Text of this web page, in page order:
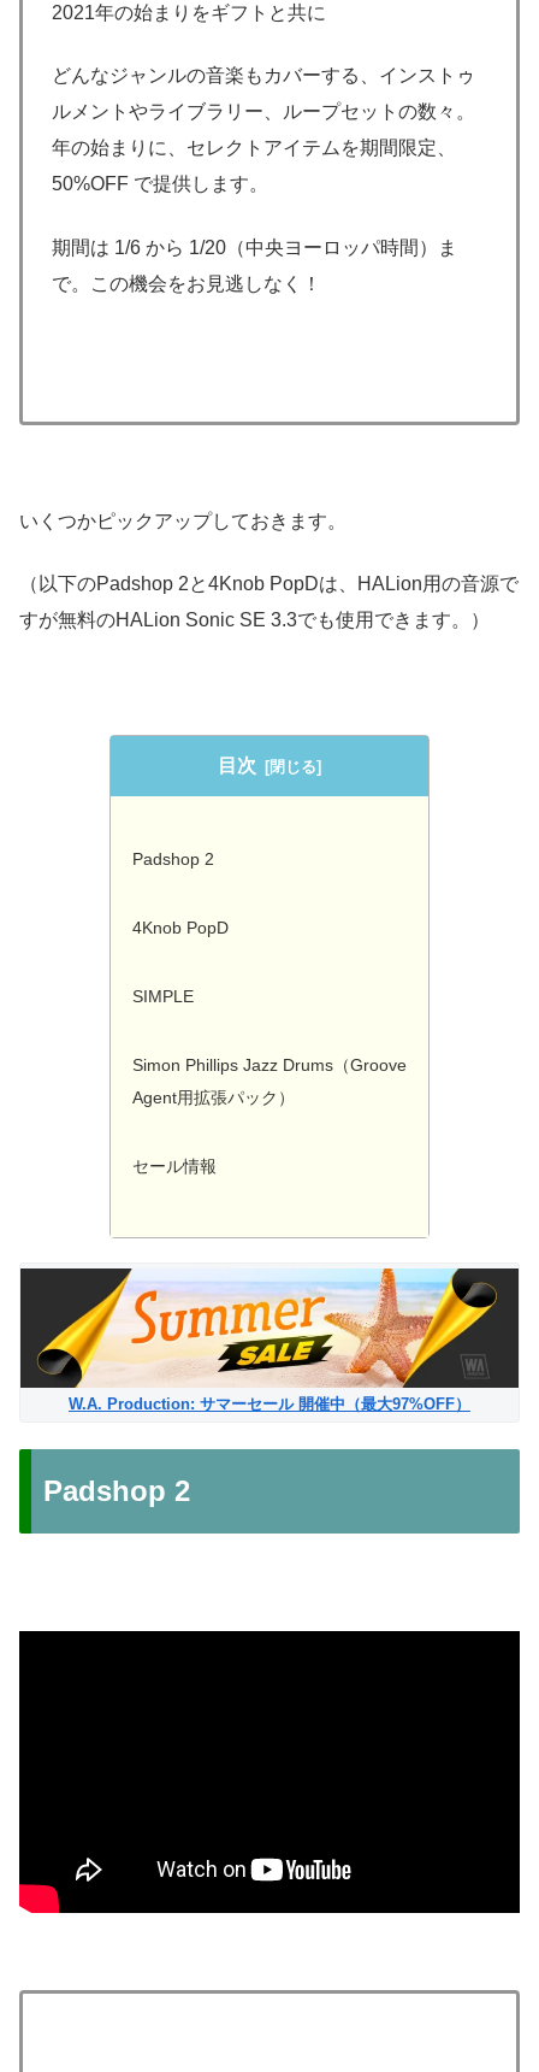
2021年の始まりをギフトと共に
どんなジャンルの音楽もカバーする、インストゥ
ルメントやライブラリー、ループセットの数々。
年の始まりに、セレクトアイテムを期間限定、
50%OFF で提供します。
期間は 1/6 から 1/20（中央ヨーロッパ時間）ま
で。この機会をお見逃しなく！
いくつかピックアップしておきます。
（以下のPadshop 2と4Knob PopDは、HALion用の音源で
すが無料のHALion Sonic SE 3.3でも使用できます。）
目次
Padshop 2
4Knob PopD
SIMPLE
Simon Phillips Jazz Drums（Groove
Agent用拡張パック）
セール情報
W.A. Production: サマーセール 開催中（最大97%OFF）
Padshop 2